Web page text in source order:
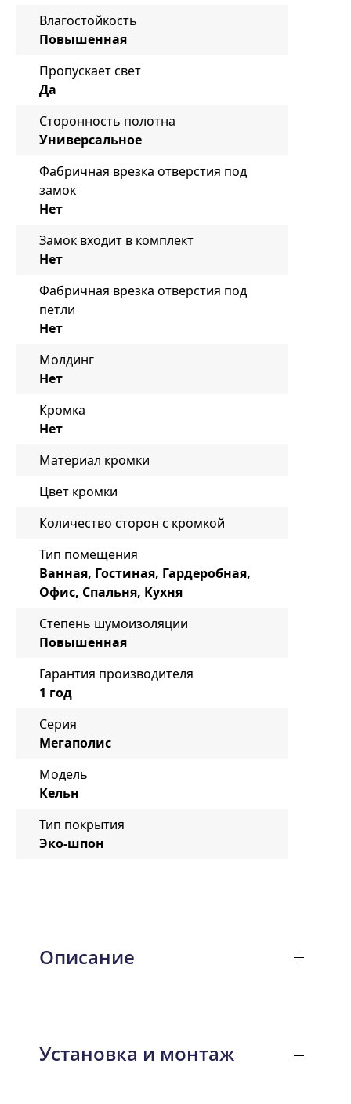
Влагостойкость
Повышенная
Пропускает свет
Да
Сторонность полотна
Универсальное
Фабричная врезка отверстия под
замок
Нет
Замок входит в комплект
Нет
Фабричная врезка отверстия под
петли
Нет
Молдинг
Нет
Кромка
Нет
Материал кромки
Цвет кромки
Количество сторон с кромкой
Тип помещения
Ванная, Гостиная, Гардеробная,
Офис, Спальня, Кухня
Степень шумоизоляции
Повышенная
Гарантия производителя
1 год
Серия
Мегаполис
Модель
Кельн
Тип покрытия
Эко-шпон
Описание
Установка и монтаж